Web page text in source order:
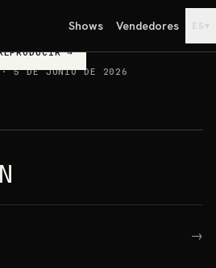
Shows Vendedores ES ▾
→
5 DE JUNIO DE 2026
→